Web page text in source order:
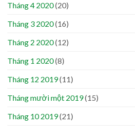
Tháng 4 2020(20)
Tháng 3 2020(16)
Tháng 2 2020(12)
Tháng 1 2020(8)
Tháng 12 2019(11)
Tháng mười một 2019(15)
Tháng 10 2019(21)